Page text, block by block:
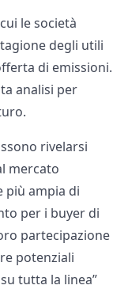
le società
degli utili
di emissioni.
analisi per
rivelarsi
mercato
più ampia di
per i buyer di
partecipazione
potenziali
tutta la linea”